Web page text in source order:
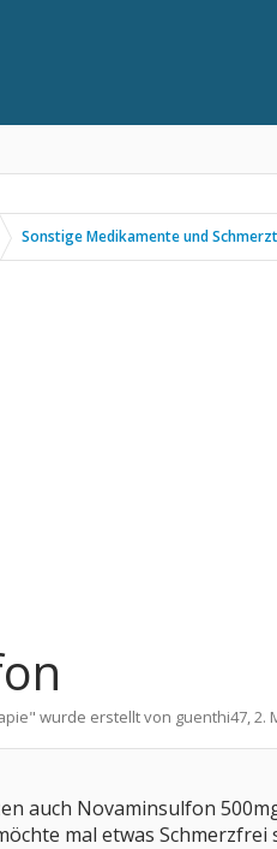
Sonstige Medikamente und
" wurde erstellt von guenthi47,2.
auch Novaminsulfon
mal etwas